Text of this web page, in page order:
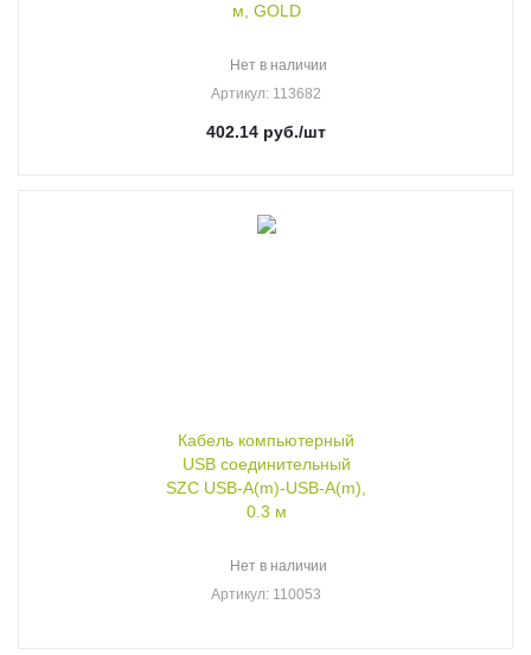
м, GOLD
Нет в наличии
Артикул: 113682
402.14 руб./шт
Кабель компьютерный
USB соединительный
SZC USB-A(m)-USB-A(m),
0.3 м
Нет в наличии
Артикул: 110053